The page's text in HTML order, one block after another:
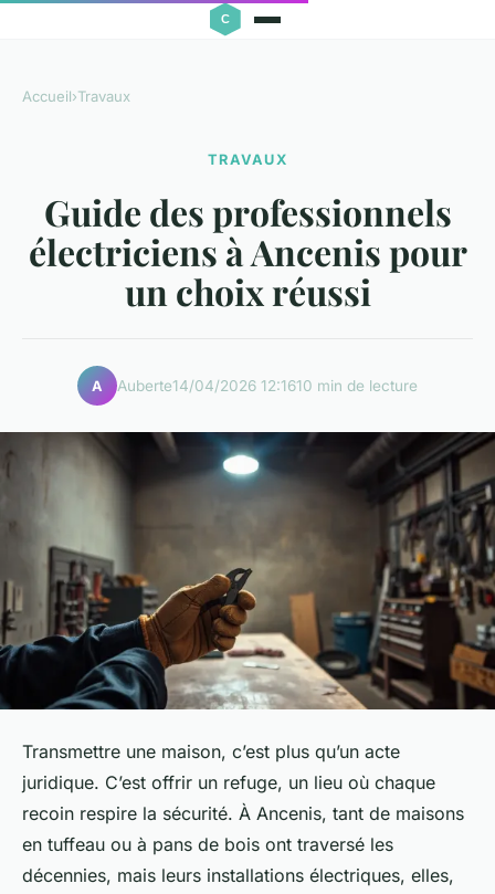
Accueil›Travaux
TRAVAUX
Guide des professionnels
électriciens à Ancenis pour
un choix réussi
A Auberte14/04/2026 12:1610 min de lecture
Transmettre une maison, c’est plus qu’un acte
juridique. C’est offrir un refuge, un lieu où chaque
recoin respire la sécurité. À Ancenis, tant de maisons
en tuffeau ou à pans de bois ont traversé les
décennies, mais leurs installations électriques, elles,